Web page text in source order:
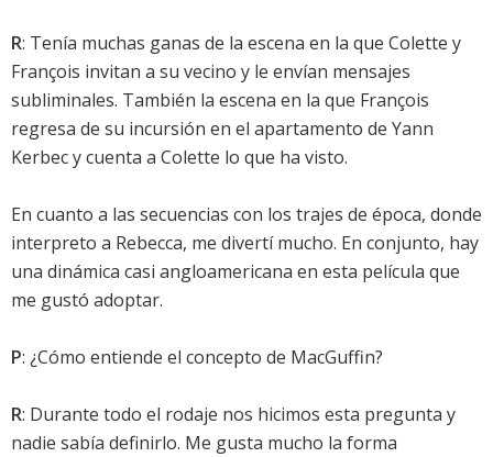
R: Tenía muchas ganas de la escena en la que Colette y
François invitan a su vecino y le envían mensajes
subliminales. También la escena en la que François
regresa de su incursión en el apartamento de Yann
Kerbec y cuenta a Colette lo que ha visto.
En cuanto a las secuencias con los trajes de época, donde
interpreto a Rebecca, me divertí mucho. En conjunto, hay
una dinámica casi angloamericana en esta película que
me gustó adoptar.
P: ¿Cómo entiende el concepto de MacGuffin?
R: Durante todo el rodaje nos hicimos esta pregunta y
nadie sabía definirlo. Me gusta mucho la forma